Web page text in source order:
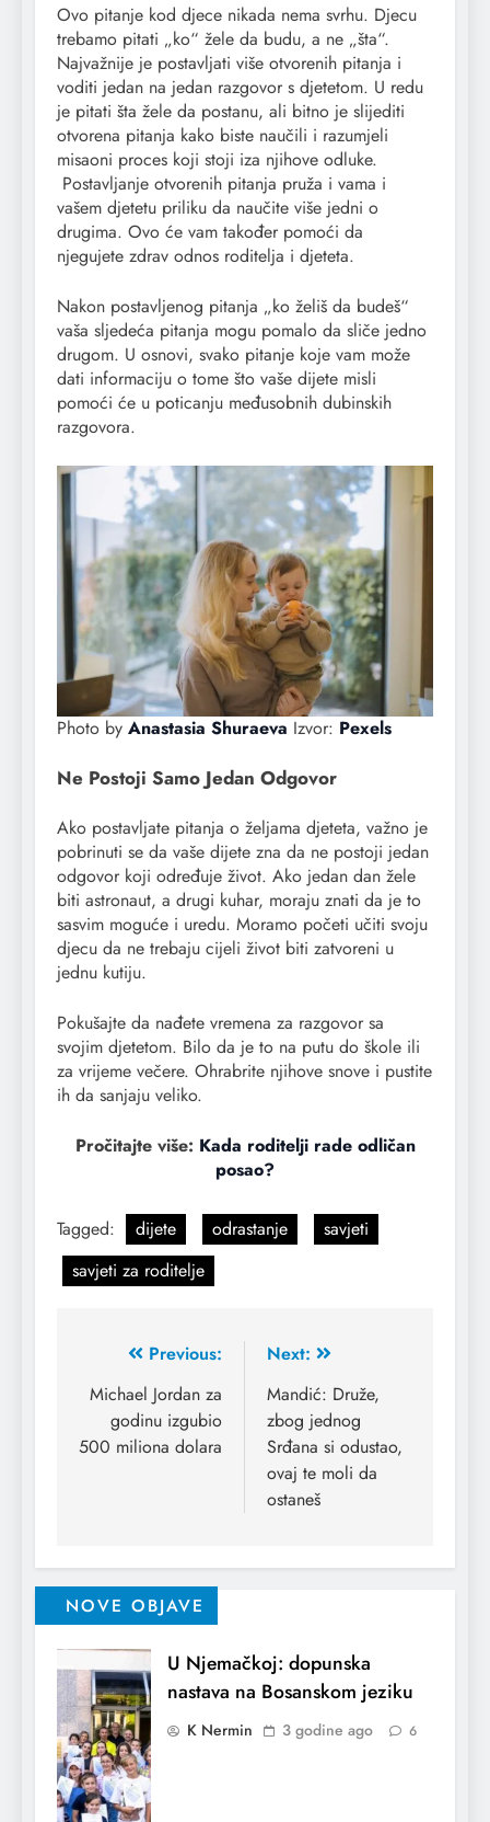
Ovo pitanje kod djece nikada nema svrhu. Djecu
trebamo pitati „ko“ žele da budu, a ne „šta“.
Najvažnije je postavljati više otvorenih pitanja i
voditi jedan na jedan razgovor s djetetom. U redu
je pitati šta žele da postanu, ali bitno je slijediti
otvorena pitanja kako biste naučili i razumjeli
misaoni proces koji stoji iza njihove odluke.
Postavljanje otvorenih pitanja pruža i vama i
vašem djetetu priliku da naučite više jedni o
drugima. Ovo će vam također pomoći da
njegujete zdrav odnos roditelja i djeteta.
Nakon postavljenog pitanja „ko želiš da budeš“
vaša sljedeća pitanja mogu pomalo da sliče jedno
drugom. U osnovi, svako pitanje koje vam može
dati informaciju o tome što vaše dijete misli
pomoći će u poticanju međusobnih dubinskih
razgovora.
Photo by Anastasia Shuraeva Izvor: Pexels
Ne Postoji Samo Jedan Odgovor
Ako postavljate pitanja o željama djeteta, važno je
pobrinuti se da vaše dijete zna da ne postoji jedan
odgovor koji određuje život. Ako jedan dan žele
biti astronaut, a drugi kuhar, moraju znati da je to
sasvim moguće i uredu. Moramo početi učiti svoju
djecu da ne trebaju cijeli život biti zatvoreni u
jednu kutiju.
Pokušajte da nađete vremena za razgovor sa
svojim djetetom. Bilo da je to na putu do škole ili
za vrijeme večere. Ohrabrite njihove snove i pustite
ih da sanjaju veliko.
Pročitajte više: Kada roditelji rade odličan
posao?
Tagged: dijete odrastanje
savjeti
savjeti za roditelje
Previous:
Michael Jordan za
godinu izgubio
500 miliona dolara
Next:
Mandić: Druže,
zbog jednog
Srđana si odustao,
ovaj te moli da
ostaneš
NOVE OBJAVE
U Njemačkoj: dopunska
nastava na Bosanskom jeziku
K Nermin 3 godine ago 6